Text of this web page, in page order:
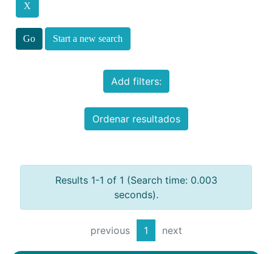
Start a new search
Add filters:
Ordenar resultados
Results 1-1 of 1 (Search time: 0.003
seconds).
previous 1 next